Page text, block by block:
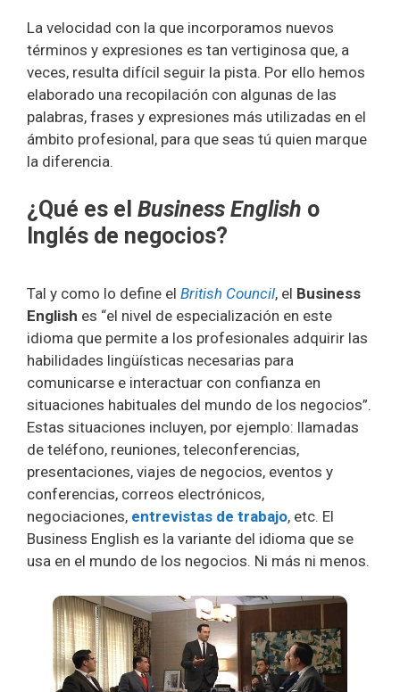
La velocidad con la que incorporamos nuevos
términos y expresiones es tan vertiginosa que, a
veces, resulta difícil seguir la pista. Por ello hemos
elaborado una recopilación con algunas de las
palabras, frases y expresiones más utilizadas en el
ámbito profesional, para que seas tú quien marque
la diferencia.
¿Qué es el Business English o
Inglés de negocios?
Tal y como lo define el British Council, el Business
English es “el nivel de especialización en este
idioma que permite a los profesionales adquirir las
habilidades lingüísticas necesarias para
comunicarse e interactuar con confianza en
situaciones habituales del mundo de los negocios”.
Estas situaciones incluyen, por ejemplo: llamadas
de teléfono, reuniones, teleconferencias,
presentaciones, viajes de negocios, eventos y
conferencias, correos electrónicos,
negociaciones, entrevistas de trabajo, etc. El
Business English es la variante del idioma que se
usa en el mundo de los negocios. Ni más ni menos.